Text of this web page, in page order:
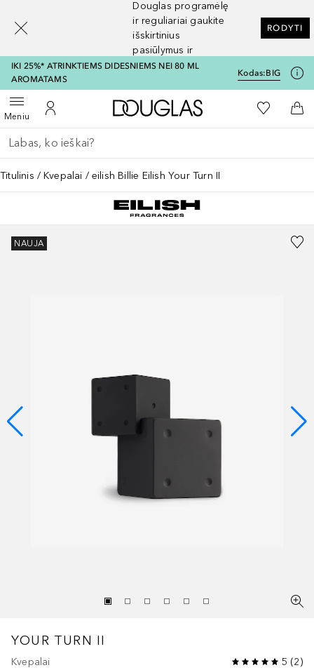
Douglas programėlę
ir reguliariai gaukite
išskirtinius
pasiūlymus ir
nuolaidas
RODYTI
IKI 25%* ATRINKTIEMS DIDESNIEMS NEI 80 ML
AROMATAMS
Kodas:BIG
MeniuAtidaryti meniuĮ mano paskyrą
Į Douglas pagrindinį
Į mano
Į
Grįžk atgal
Vykdykite paiešką
Titulinis Kvepalai eilish Billie Eilish Your Turn II
NAUJA
YOUR TURN II
Kvepalai 5 (2)
[navigation.slideout.screenreader]